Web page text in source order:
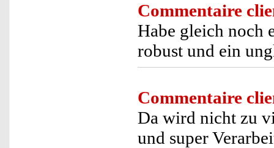
Commentaire
Habe gleich noch
robust und ein
Commentaire
Da wird nicht zu
und super